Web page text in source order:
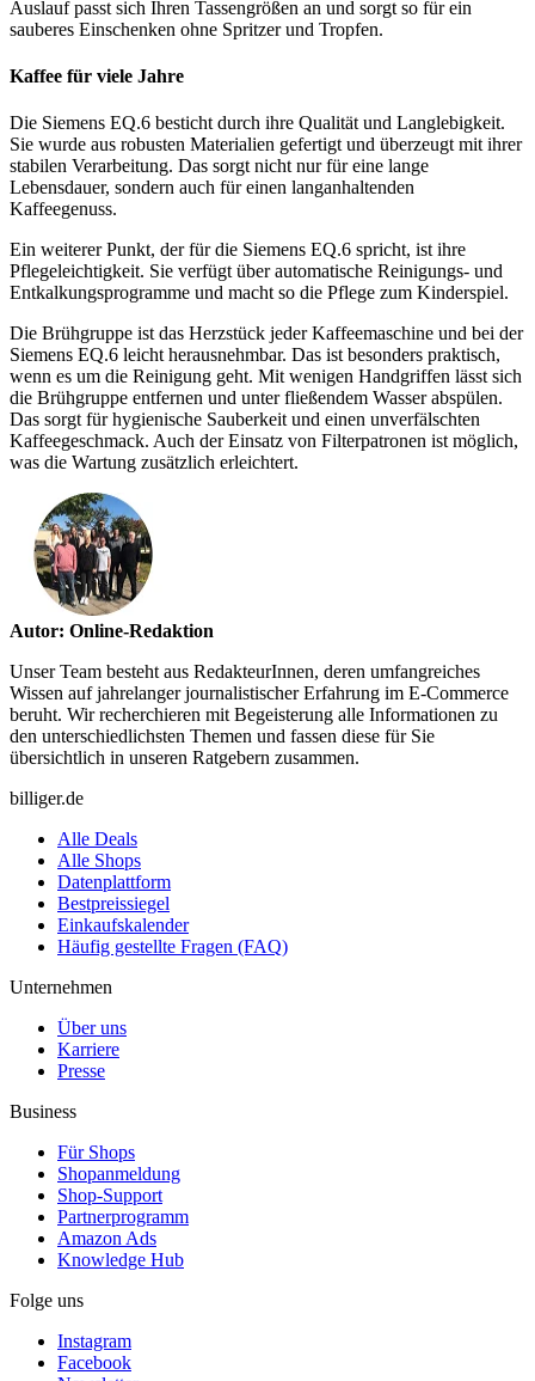
Auslauf passt sich Ihren Tassengrößen an und sorgt so für ein
sauberes Einschenken ohne Spritzer und Tropfen.
Kaffee für viele Jahre
Die Siemens EQ.6 besticht durch ihre Qualität und Langlebigkeit.
Sie wurde aus robusten Materialien gefertigt und überzeugt mit ihrer
stabilen Verarbeitung. Das sorgt nicht nur für eine lange
Lebensdauer, sondern auch für einen langanhaltenden
Kaffeegenuss.
Ein weiterer Punkt, der für die Siemens EQ.6 spricht, ist ihre
Pflegeleichtigkeit. Sie verfügt über automatische Reinigungs- und
Entkalkungsprogramme und macht so die Pflege zum Kinderspiel.
Die Brühgruppe ist das Herzstück jeder Kaffeemaschine und bei der
Siemens EQ.6 leicht herausnehmbar. Das ist besonders praktisch,
wenn es um die Reinigung geht. Mit wenigen Handgriffen lässt sich
die Brühgruppe entfernen und unter fließendem Wasser abspülen.
Das sorgt für hygienische Sauberkeit und einen unverfälschten
Kaffeegeschmack. Auch der Einsatz von Filterpatronen ist möglich,
was die Wartung zusätzlich erleichtert.
Autor: Online-Redaktion
Unser Team besteht aus RedakteurInnen, deren umfangreiches
Wissen auf jahrelanger journalistischer Erfahrung im E-Commerce
beruht. Wir recherchieren mit Begeisterung alle Informationen zu
den unterschiedlichsten Themen und fassen diese für Sie
übersichtlich in unseren Ratgebern zusammen.
billiger.de
Alle Deals
Alle Shops
Datenplattform
Bestpreissiegel
Einkaufskalender
Häufig gestellte Fragen (FAQ)
Unternehmen
Über uns
Karriere
Presse
Business
Für Shops
Shopanmeldung
Shop-Support
Partnerprogramm
Amazon Ads
Knowledge Hub
Folge uns
Instagram
Facebook